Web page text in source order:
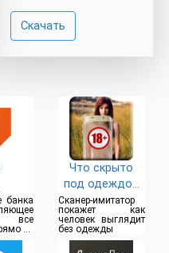
Скачать
банка
все
из
Что скрыто
под одеждой
(18+)
Сканер-имитатор
покажет как
человек выглядит
без одежды